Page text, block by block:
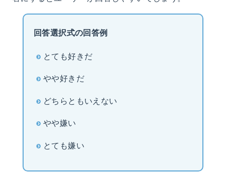
回答選択式の回答例
とても好きだ
やや好きだ
どちらともいえない
やや嫌い
とても嫌い